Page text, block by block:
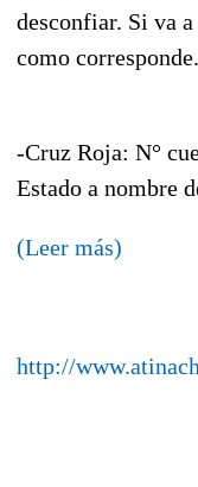
desconfiar. Si va
como corresponde.
-Cruz Roja: N°
Estado a nombre
(Leer más)
http://